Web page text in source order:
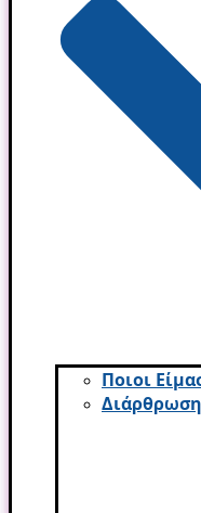
Ποιοι
Διάρθρωση